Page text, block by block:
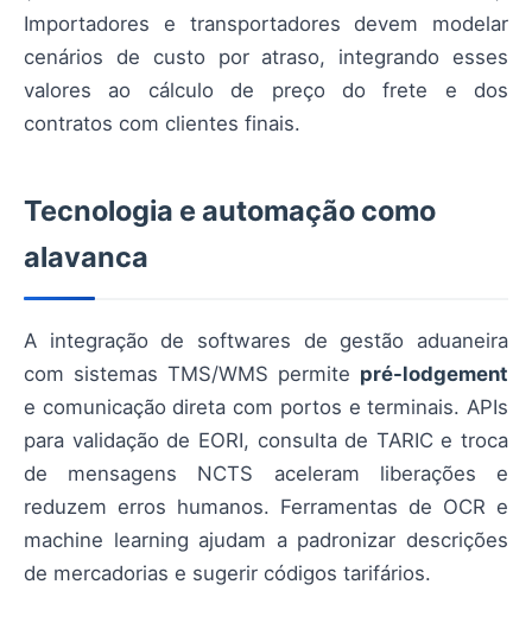
Importadores e transportadores devem modelar
cenários de custo por atraso, integrando esses
valores ao cálculo de preço do frete e dos
contratos com clientes finais.
Tecnologia e automação como
alavanca
A integração de softwares de gestão aduaneira
com sistemas TMS/WMS permite pré-lodgement
e comunicação direta com portos e terminais. APIs
para validação de EORI, consulta de TARIC e troca
de mensagens NCTS aceleram liberações e
reduzem erros humanos. Ferramentas de OCR e
machine learning ajudam a padronizar descrições
de mercadorias e sugerir códigos tarifários.